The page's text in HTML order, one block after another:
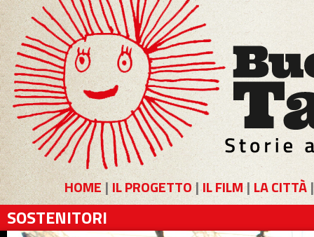
HOME| IL PROGETTO| IL FILM |LA CITTÀ|
SOSTENITORI